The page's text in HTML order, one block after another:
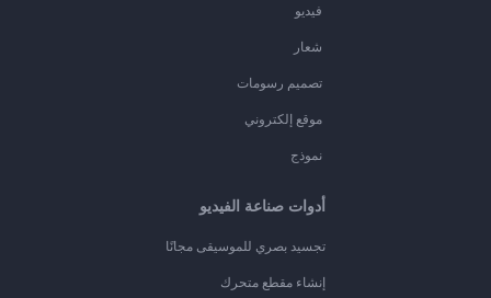
فيديو
شعار
تصميم رسومات
موقع إلكتروني
نموذج
أدوات صناعة الفيديو
تجسيد بصري للموسيقى مجانًا
إنشاء مقطع متحرك